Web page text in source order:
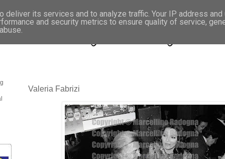
Fotonotizie per la stampa
Valeria Fabrizi
its services and to analyze traffic. Your IP address and
and security metrics to ensure quality of service,